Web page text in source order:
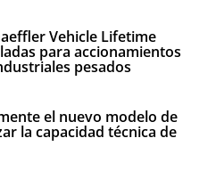
Vehicle Lifetime
para accionamientos
pesados
el nuevo modelo de
la capacidad técnica de